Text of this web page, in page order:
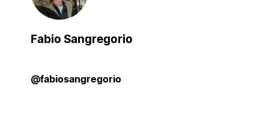
Fabio Sangregorio
@fabiosangregorio